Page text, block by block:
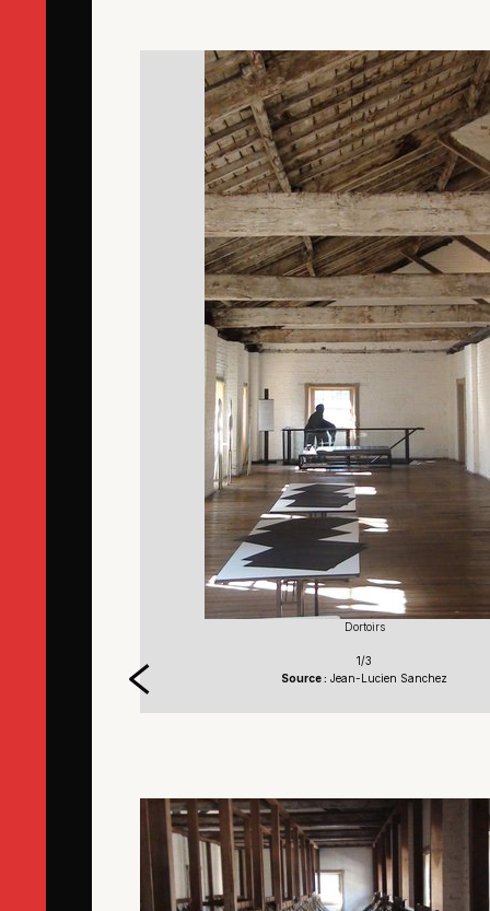
Dortoirs
1/3
Source : Jean-Lucien Sanchez